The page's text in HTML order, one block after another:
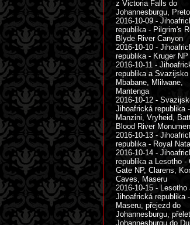
z Victoria Falls do
Johannesburgu,
2016-10-09 -
republika - Pilgrim's
Blyde River Canyon
2016-10-10 -
republika - Kruger NP
2016-10-11 -
republika a Svazijsko
Mbabane, Mlilwane,
Mantenga
2016-10-12 -
Jihoafrická republika -
Manzini, Vryheid,
Blood River
2016-10-13 -
republika - Royal
2016-10-14 -
republika a Lesotho -
Gate NP, Clarens,
Caves, Maseru
2016-10-15 - Lesotho
Jihoafrická republika -
Maseru, přejezd do
Johannesburgu,
Johannesburgu do